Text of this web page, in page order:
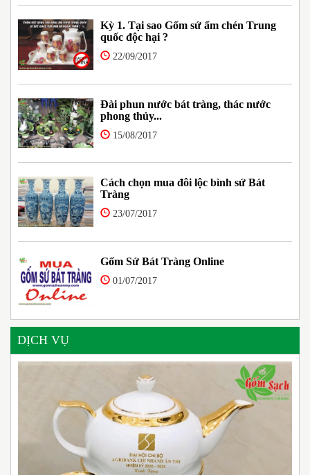
Kỳ 1. Tại sao Gốm sứ ấm chén Trung
quốc độc hại ?
22/09/2017
Đài phun nước bát tràng, thác nước
phong thủy...
15/08/2017
Cách chọn mua đôi lộc bình sứ Bát
Tràng
23/07/2017
Gốm Sứ Bát Tràng Online
01/07/2017
DỊCH VỤ